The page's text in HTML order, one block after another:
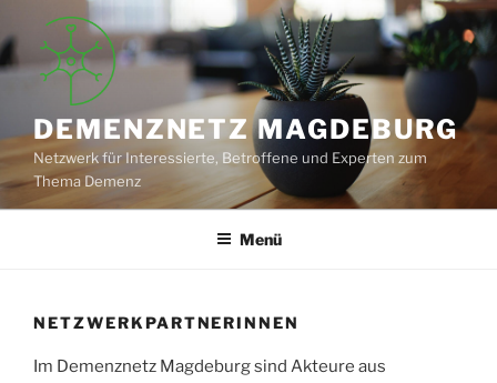
Inhalt
springen
DEMENZNETZ MAGDEBURG
Netzwerk für Interessierte, Betroffene und Experten zum
Thema Demenz
Menü
NETZWERKPARTNERINNEN
Im Demenznetz Magdeburg sind Akteure aus